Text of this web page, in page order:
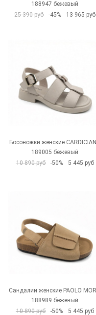
188947 бежевый
25 390 руб
-45% 13 965 руб
Босоножки женские
189005 бежевый
10 890 руб
-50% 5 445 руб
Сандалии женские PAOLO
188989 бежевый
10 890 руб
-50% 5 445 руб